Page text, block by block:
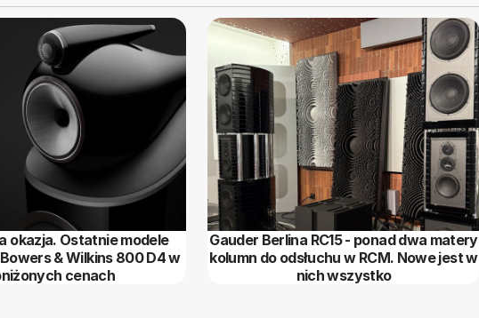
okazja. Ostatnie modele
& Wilkins 800 D4 w
cenach
Gauder Berlina RC15 - ponad dwa matery
kolumn do odsłuchu w RCM. Nowe jest w
nich wszystko